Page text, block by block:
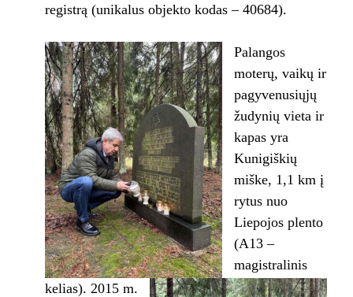
registrą (unikalus objekto kodas – 40684).
Palangos
moterų, vaikų ir
pagyvenusiųjų
žudynių vieta ir
kapas yra
Kunigiškių
miške, 1,1 km į
rytus nuo
Liepojos plento
(A13 –
magistralinis
kelias). 2015 m.